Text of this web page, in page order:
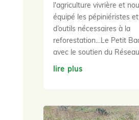
l'agriculture vivrière et
équipé les pépiniéristes
d’outils nécessaires à la
reforestation…Le Petit
avec le soutien du
lire plus